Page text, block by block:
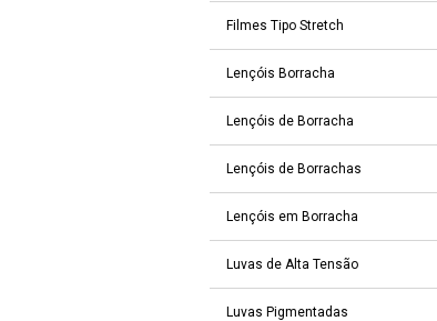
Filmes Tipo Stretch
Lençóis Borracha
Lençóis de Borracha
Lençóis de Borrachas
Lençóis em Borracha
Luvas de Alta Tensão
Luvas Pigmentadas